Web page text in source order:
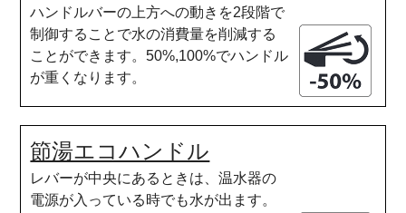
ハンドルバーの上方への動きを2段階で
制御することで水の消費量を削減する
ことができます。50%,100%でハンドル
が重くなります。
節湯エコハンドル
レバーが中央にあるときは、温水器の
電源が入っている時でも水が出ます。